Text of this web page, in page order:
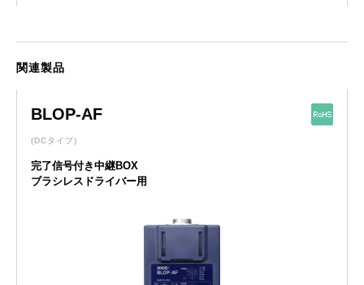
関連製品
BLOP-AF
(DCタイプ)
完了信号付き中継BOX
ブラシレスドライバー用